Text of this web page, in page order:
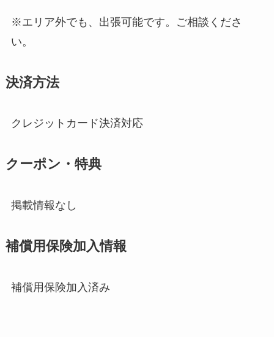
※エリア外でも、出張可能です。ご相談くださ
い。
決済方法
クレジットカード決済対応
クーポン・特典
掲載情報なし
補償用保険加入情報
補償用保険加入済み